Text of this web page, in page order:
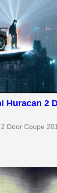
Huracan 2
Door Coupe